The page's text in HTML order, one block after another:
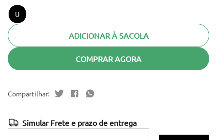
U
ADICIONAR À SACOLA
COMPRAR AGORA